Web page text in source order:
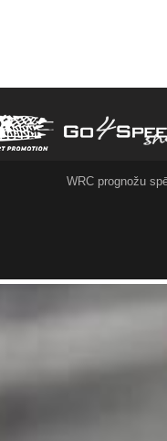
WRC prognožu